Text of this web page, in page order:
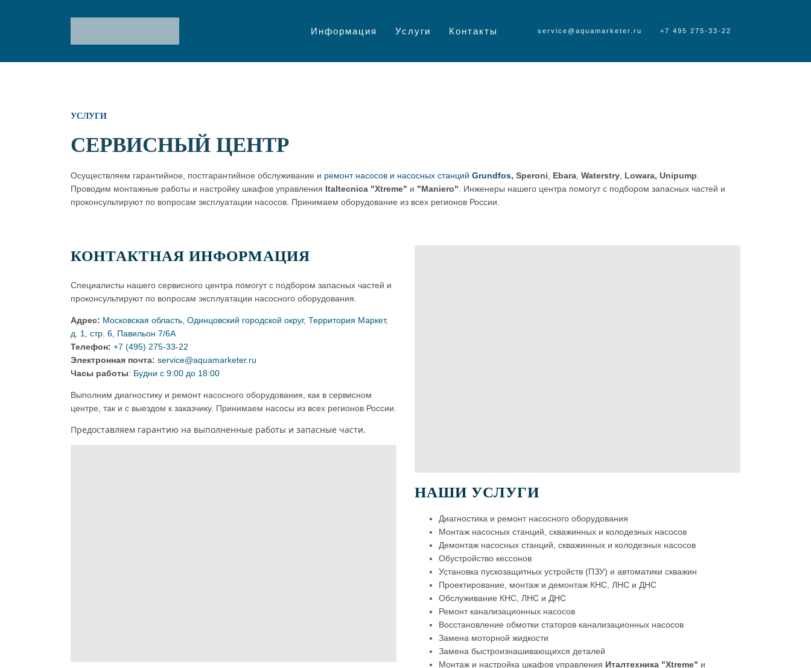
Информация Услуги Контакты service@aquamarketer.ru +7 495 275-33-22
УСЛУГИ
СЕРВИСНЫЙ ЦЕНТР
Осуществляем гарантийное, постгарантийное обслуживание и ремонт насосов и насосных станций Grundfos, Speroni, Ebara, Waterstry, Lowara, Unipump.
Проводим монтажные работы и настройку шкафов управления Italtecnica "Xtreme" и "Maniero". Инженеры нашего центра помогут с подбором запасных частей и
проконсультируют по вопросам эксплуатации насосов. Принимаем оборудование из всех регионов России.
КОНТАКТНАЯ ИНФОРМАЦИЯ
Специалисты нашего сервисного центра помогут с подбором запасных частей и
проконсультируют по вопросам эксплуатации насосного оборудования.
Адрес: Московская область, Одинцовский городской округ, Территория Маркет,
д. 1, стр. 6, Павильон 7/6А
Телефон: +7 (495) 275-33-22
Электронная почта: service@aquamarketer.ru
Часы работы: Будни с 9:00 до 18:00
Выполним диагностику и ремонт насосного оборудования, как в сервисном
центре, так и с выездом к заказчику. Принимаем насосы из всех регионов России.
Предоставляем гарантию на выполненные работы и запасные части.
НАШИ УСЛУГИ
Диагностика и ремонт насосного оборудования
Монтаж насосных станций, скважинных и колодезных насосов
Демонтаж насосных станций, скважинных и колодезных насосов
Обустройство кессонов
Установка пускозащитных устройств (ПЗУ) и автоматики скважин
Проектирование, монтаж и демонтаж КНС, ЛНС и ДНС
Обслуживание КНС, ЛНС и ДНС
Ремонт канализационных насосов
Восстановление обмотки статоров канализационных насосов
Замена моторной жидкости
Замена быстроизнашивающихся деталей
Монтаж и настройка шкафов управления Италтехника "Xtreme" и